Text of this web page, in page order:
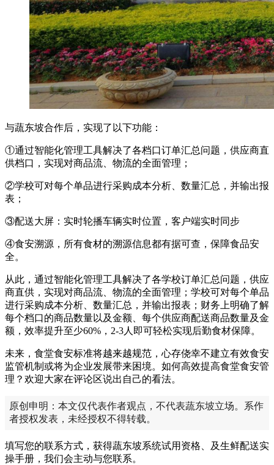
与蔬东坡合作后，实现了以下功能：
①通过智能化管理工具解决了各档口订单汇总问题，供应商直
供档口，实现对商品流、物流的全面管理；
②学校可对每个单品进行采购成本分析、数量汇总，并输出报
表；
③配送大屏：实时轮播车辆实时位置，客户端实时同步
④食安溯源，所有食材的溯源信息都有据可查，保障食品安
全。
从此，通过智能化管理工具解决了各学校订单汇总问题，供应
商直供，实现对商品流、物流的全面管理；学校可对每个单品
进行采购成本分析、数量汇总，并输出报表；财务上明确了解
每个档口的商品数量以及金额、每个供应商配送商品数量及金
额，效率提升至少60%，2-3人即可轻松实现后勤食材保障。
未来，食堂食安标准将越来越规范，心存侥幸不建立有效食安
监管机制或将为企业发展带来困境。如何高效提高食堂食安管
理？欢迎大家在评论区说出自己的看法。
原创申明：本文仅代表作者观点，不代表蔬东坡立场。系作
者授权发表，未经授权不得转载。
填写您的联系方式，获得蔬东坡系统试用资格、及生鲜配送实
操手册，我们会主动与您联系。